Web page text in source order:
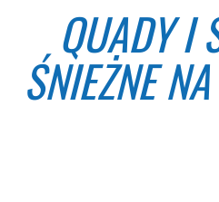
QUADY I
ŚNIEŻNE